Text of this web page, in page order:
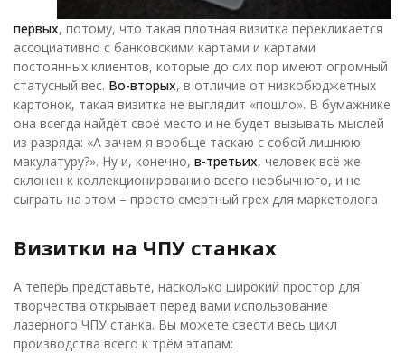
первых, потому, что такая плотная визитка перекликается
ассоциативно с банковскими картами и картами
постоянных клиентов, которые до сих пор имеют огромный
статусный вес. Во-вторых, в отличие от низкобюджетных
картонок, такая визитка не выглядит «пошло». В бумажнике
она всегда найдёт своё место и не будет вызывать мыслей
из разряда: «А зачем я вообще таскаю с собой лишнюю
макулатуру?». Ну и, конечно, в-третьих, человек всё же
склонен к коллекционированию всего необычного, и не
сыграть на этом – просто смертный грех для маркетолога
Визитки на ЧПУ станках
А теперь представьте, насколько широкий простор для
творчества открывает перед вами использование
лазерного ЧПУ станка. Вы можете свести весь цикл
производства всего к трём этапам: